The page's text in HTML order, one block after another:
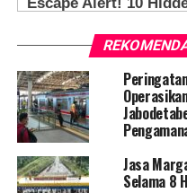
Jasa
Selama 8